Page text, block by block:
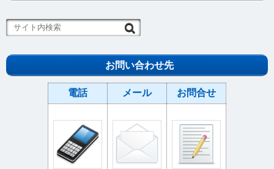
お問い合わせ先
電話 メール お問合せ